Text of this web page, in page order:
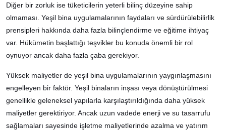
Diğer bir zorluk ise tüketicilerin yeterli bilinç düzeyine sahip
olmaması. Yeşil bina uygulamalarının faydaları ve sürdürülebilirlik
prensipleri hakkında daha fazla bilinçlendirme ve eğitime ihtiyaç
var. Hükümetin başlattığı teşvikler bu konuda önemli bir rol
oynuyor ancak daha fazla çaba gerekiyor.
Yüksek maliyetler de yeşil bina uygulamalarının yaygınlaşmasını
engelleyen bir faktör. Yeşil binaların inşası veya dönüştürülmesi
genellikle geleneksel yapılarla karşılaştırıldığında daha yüksek
maliyetler gerektiriyor. Ancak uzun vadede enerji ve su tasarrufu
sağlamaları sayesinde işletme maliyetlerinde azalma ve yatırım